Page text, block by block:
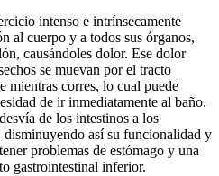
intenso e intrínsecamente
al cuerpo y a todos sus órganos,
causándoles dolor. Ese dolor
se muevan por el tracto
mientras corres, lo cual puede
de ir inmediatamente al baño.
de los intestinos a los
disminuyendo así su funcionalidad y
problemas de estómago y una
gastrointestinal inferior.